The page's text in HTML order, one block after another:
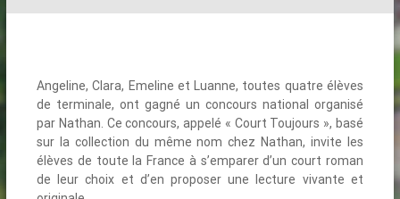
Angeline, Clara, Emeline et Luanne, toutes quatre élèves
de terminale, ont gagné un concours national organisé
par Nathan. Ce concours, appelé « Court Toujours », basé
sur la collection du même nom chez Nathan, invite les
élèves de toute la France à s’emparer d’un court roman
de leur choix et d’en proposer une lecture vivante et